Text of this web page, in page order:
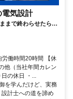
電気設計
まで終わらせたらも
働時間20時間 【休
他（当社年間カレン
の休日 ・...
を学んだけど、実務
計士への道を諦め